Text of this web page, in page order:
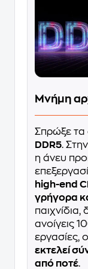
Μνήμη
Σπρώξε τα
DDR5.
η άνευ
high-end
γρήγορα
παιχνίδια,
ανοίγεις
εργασίες, ο
εκτελεί
από ποτέ.